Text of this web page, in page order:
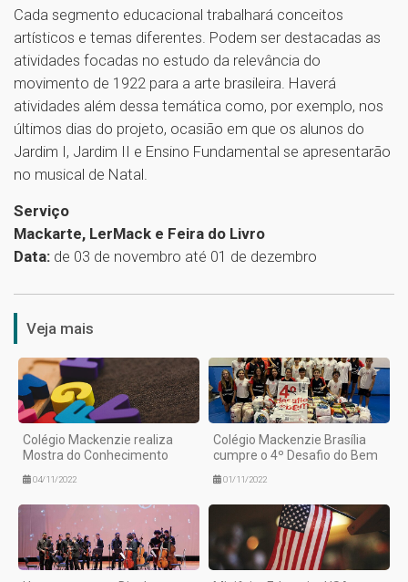
Cada segmento educacional trabalhará conceitos
artísticos e temas diferentes. Podem ser destacadas as
atividades focadas no estudo da relevância do
movimento de 1922 para a arte brasileira. Haverá
atividades além dessa temática como, por exemplo, nos
últimos dias do projeto, ocasião em que os alunos do
Jardim I, Jardim II e Ensino Fundamental se apresentarão
no musical de Natal.
Serviço
Mackarte, LerMack e Feira do Livro
Data: de 03 de novembro até 01 de dezembro
1
Veja mais
Colégio Mackenzie realiza
Mostra do Conhecimento
04/11/2022
Colégio Mackenzie Brasília
cumpre o 4º Desafio do Bem
01/11/2022